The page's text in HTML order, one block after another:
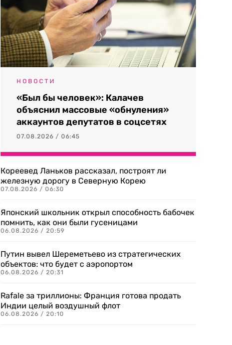
НОВОСТИ
«Был бы человек»: Калачев
объяснил массовые «обнуления»
аккаунтов депутатов в соцсетях
07.08.2026 / 06:45
Кореевед Ланьков рассказал, построят ли
железную дорогу в Северную Корею
07.08.2026 / 06:30
Японский школьник открыл способность бабочек
помнить, как они были гусеницами
06.08.2026 / 20:59
Путин вывел Шереметьево из стратегических
объектов: что будет с аэропортом
06.08.2026 / 20:31
Rafale за триллионы: Франция готова продать
Индии целый воздушный флот
06.08.2026 / 20:10